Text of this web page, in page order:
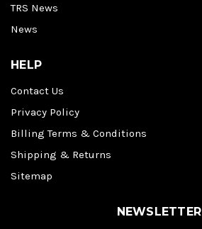
TRS News
News
HELP
Contact Us
Privacy Policy
Billing Terms & Conditions
Shipping & Returns
Sitemap
NEWSLETTER